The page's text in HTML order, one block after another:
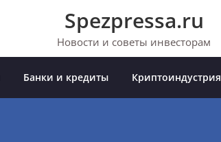
Spezpressa.ru
Новости и советы инвесторам
Банки и кредиты Криптоиндустрия